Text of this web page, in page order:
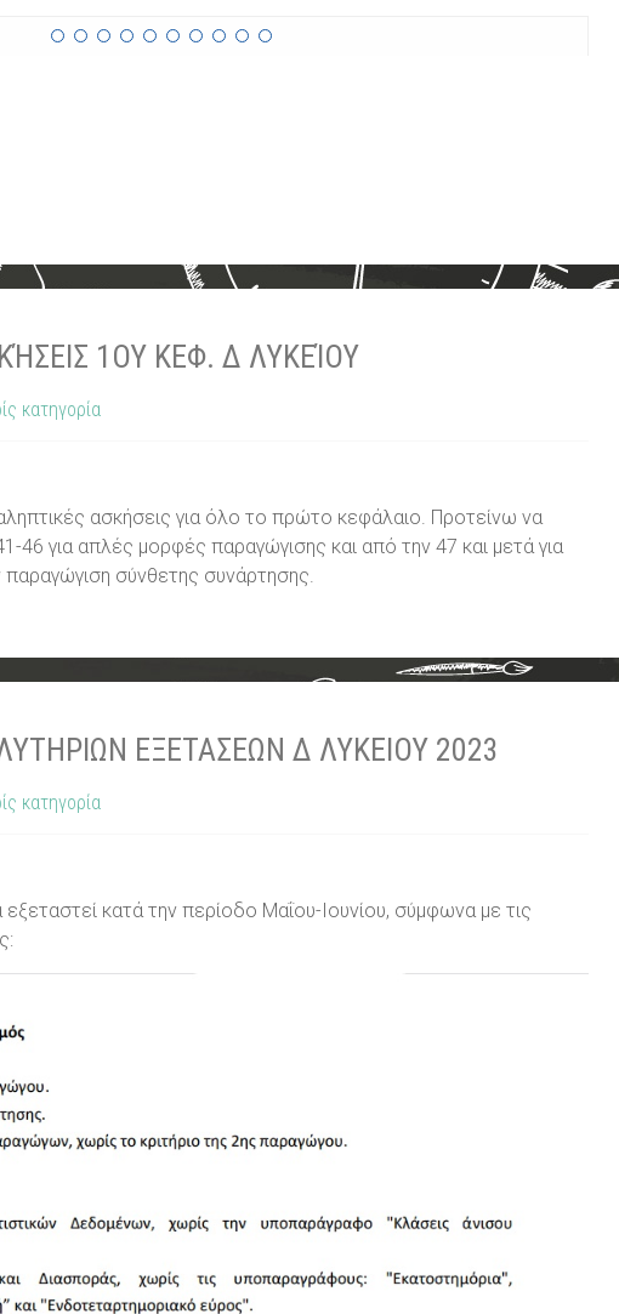
1ΟΥ ΚΕΦ. Δ ΛΥΚΕΊΟΥ
κατηγορία
ασκήσεις για όλο το πρώτο κεφάλαιο. Προτείνω να
46 για απλές μορφές παραγώγισης και από την 47 και μετά για
παραγώγιση σύνθετης συνάρτησης.
ΕΞΕΤΑΣΕΩΝ Δ ΛΥΚΕΙΟΥ 2023
κατηγορία
εξεταστεί κατά την περίοδο Μαΐου-Ιουνίου, σύμφωνα με τις